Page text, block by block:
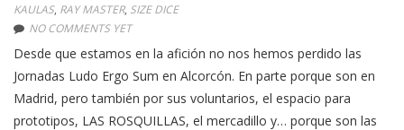
KAULAS, RAY MASTER, SIZE DICE
NO COMMENTS YET
Desde que estamos en la afición no nos hemos perdido las
Jornadas Ludo Ergo Sum en Alcorcón. En parte porque son en
Madrid, pero también por sus voluntarios, el espacio para
prototipos, LAS ROSQUILLAS, el mercadillo y… porque son las